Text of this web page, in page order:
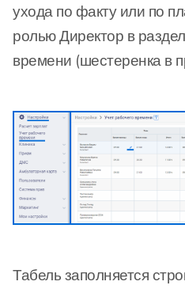
ухода по факту или по
ролью Директор в
времени (шестеренка в
Табель заполняется